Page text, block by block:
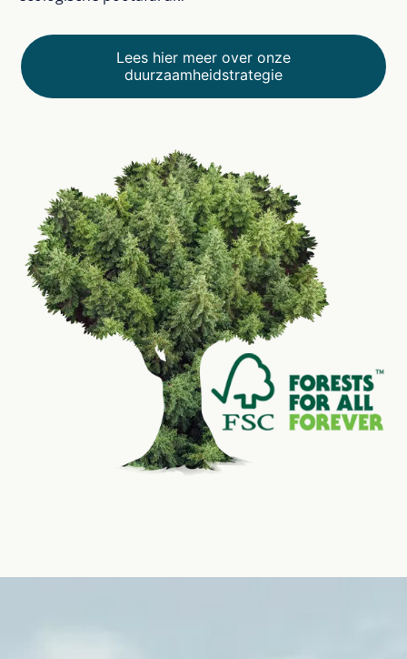
Lees hier meer over onze
duurzaamheidstrategie